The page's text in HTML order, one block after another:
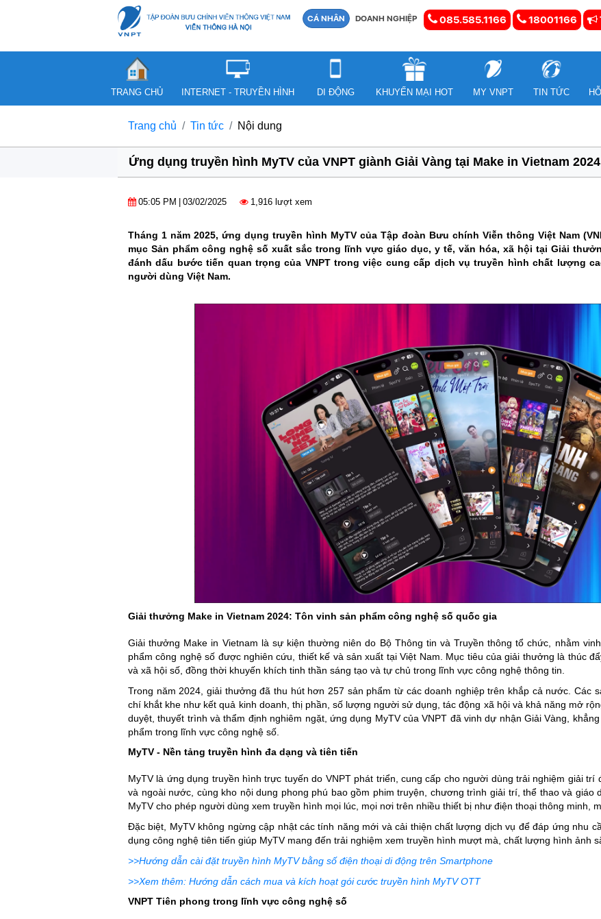
CÁ NHÂN DOANH NGHIỆP 085.585.1166 18001166
TRANG CHỦ INTERNET - TRUYỀN HÌNH DI ĐỘNG KHUYẾN MẠI HOT MY VNPT TIN TỨC
Trang chủ Tin tức Nội dung
Ứng dụng truyền hình MyTV của VNPT giành Giải Vàng tại Make in Vietnam 2024
05:05 PM 03/02/2025 1,916 lượt xem
Tháng 1 năm 2025, ứng dụng truyền hình MyTV của Tập đoàn Bưu chính Viễn thông Việt Nam
mục Sản phẩm công nghệ số xuất sắc trong lĩnh vực giáo dục, y tế, văn hóa, xã hội tại Giải
đánh dấu bước tiến quan trọng của VNPT trong việc cung cấp dịch vụ truyền hình chất lượng
người dùng Việt Nam.
Giải thưởng Make in Vietnam 2024: Tôn vinh sản phẩm công nghệ số quốc gia
Giải thưởng Make in Vietnam là sự kiện thường niên do Bộ Thông tin và Truyền thông tổ chức, nhằm
phẩm công nghệ số được nghiên cứu, thiết kế và sản xuất tại Việt Nam. Mục tiêu của giải thưởng là thúc
và xã hội số, đồng thời khuyến khích tinh thần sáng tạo và tự chủ trong lĩnh vực công nghệ thông tin.
Trong năm 2024, giải thưởng đã thu hút hơn 257 sản phẩm từ các doanh nghiệp trên khắp cả nước. Các
chí khắt khe như kết quả kinh doanh, thị phần, số lượng người sử dụng, tác động xã hội và khả năng mở
duyệt, thuyết trình và thẩm định nghiêm ngặt, ứng dụng MyTV của VNPT đã vinh dự nhận Giải Vàng,
phẩm trong lĩnh vực công nghệ số.
MyTV - Nền tảng truyền hình đa dạng và tiên tiến
MyTV là ứng dụng truyền hình trực tuyến do VNPT phát triển, cung cấp cho người dùng trải nghiệm giải
và ngoài nước, cùng kho nội dung phong phú bao gồm phim truyện, chương trình giải trí, thể thao và giáo
MyTV cho phép người dùng xem truyền hình mọi lúc, mọi nơi trên nhiều thiết bị như điện thoại thông minh,
Đặc biệt, MyTV không ngừng cập nhật các tính năng mới và cải thiện chất lượng dịch vụ để đáp ứng nhu
dụng công nghệ tiên tiến giúp MyTV mang đến trải nghiệm xem truyền hình mượt mà, chất lượng hình ảnh
>>Hướng dẫn cài đặt truyền hình MyTV bằng số điện thoại di động trên Smartphone
>>Xem thêm: Hướng dẫn cách mua và kích hoạt gói cước truyền hình MyTV OTT
VNPT Tiên phong trong lĩnh vực công nghệ số